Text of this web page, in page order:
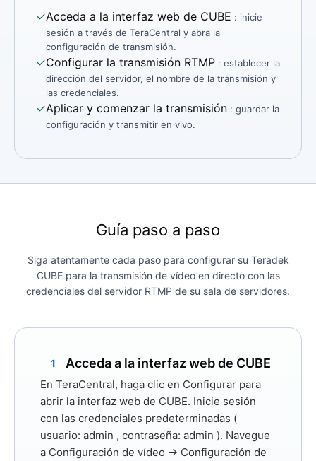
✓Acceda a la interfaz web de CUBE : inicie
sesión a través de TeraCentral y abra la
configuración de transmisión.
✓Configurar la transmisión RTMP : establecer la
dirección del servidor, el nombre de la transmisión y
las credenciales.
✓Aplicar y comenzar la transmisión : guardar la
configuración y transmitir en vivo.
Guía paso a paso
Siga atentamente cada paso para configurar su Teradek
CUBE para la transmisión de vídeo en directo con las
credenciales del servidor RTMP de su sala de servidores.
1 Acceda a la interfaz web de CUBE
En TeraCentral, haga clic en Configurar para
abrir la interfaz web de CUBE. Inicie sesión
con las credenciales predeterminadas (
usuario: admin , contraseña: admin ). Navegue
a Configuración de vídeo → Configuración de